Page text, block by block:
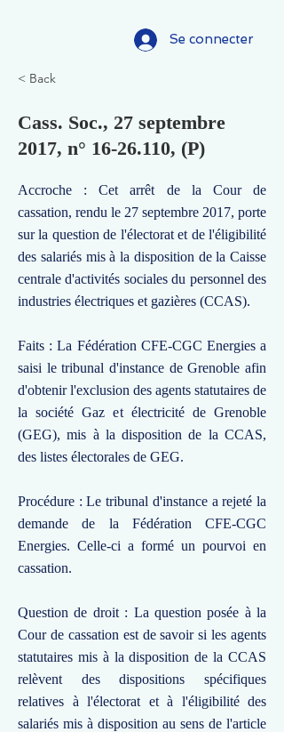
Se connecter
< Back
Cass. Soc., 27 septembre
2017, n° 16-26.110, (P)
Accroche : Cet arrêt de la Cour de
cassation, rendu le 27 septembre 2017, porte
sur la question de l'électorat et de l'éligibilité
des salariés mis à la disposition de la Caisse
centrale d'activités sociales du personnel des
industries électriques et gazières (CCAS).
Faits : La Fédération CFE-CGC Energies a
saisi le tribunal d'instance de Grenoble afin
d'obtenir l'exclusion des agents statutaires de
la société Gaz et électricité de Grenoble
(GEG), mis à la disposition de la CCAS,
des listes électorales de GEG.
Procédure : Le tribunal d'instance a rejeté la
demande de la Fédération CFE-CGC
Energies. Celle-ci a formé un pourvoi en
cassation.
Question de droit : La question posée à la
Cour de cassation est de savoir si les agents
statutaires mis à la disposition de la CCAS
relèvent des dispositions spécifiques
relatives à l'électorat et à l'éligibilité des
salariés mis à disposition au sens de l'article